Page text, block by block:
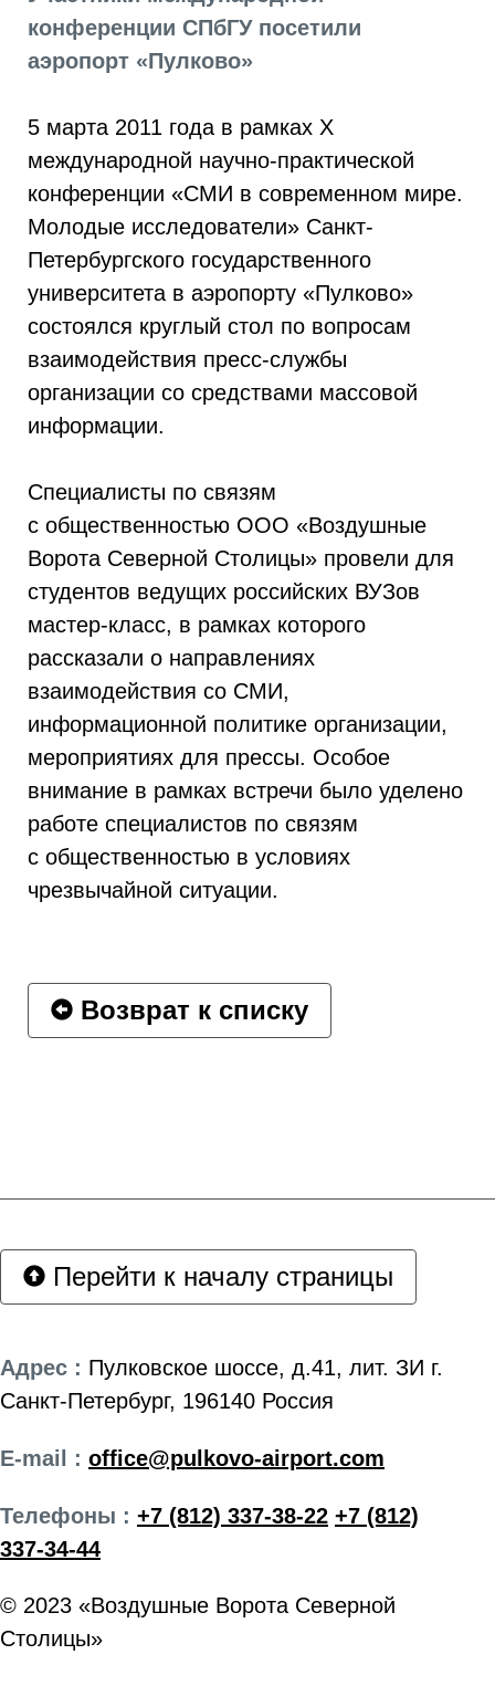
конференции СПбГУ посетили
аэропорт «Пулково»
5 марта 2011 года в рамках X
международной научно-практической
конференции «СМИ в современном мире.
Молодые исследователи» Санкт-
Петербургского государственного
университета в аэропорту «Пулково»
состоялся круглый стол по вопросам
взаимодействия пресс-службы
организации со средствами массовой
информации.
Специалисты по связям
с общественностью ООО «Воздушные
Ворота Северной Столицы» провели для
студентов ведущих российских ВУЗов
мастер-класс, в рамках которого
рассказали о направлениях
взаимодействия со СМИ,
информационной политике организации,
мероприятиях для прессы. Особое
внимание в рамках встречи было уделено
работе специалистов по связям
с общественностью в условиях
чрезвычайной ситуации.
Возврат к списку
Перейти к началу страницы
Адрес : Пулковское шоссе, д.41, лит. ЗИ г.
Санкт-Петербург, 196140 Россия
E-mail : office@pulkovo-airport.com
Телефоны : +7 (812) 337-38-22 +7 (812)
337-34-44
© 2023 «Воздушные Ворота Северной
Столицы»